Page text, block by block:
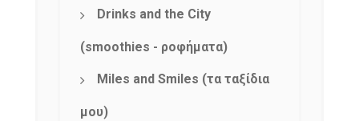
Drinks and the City
(smoothies - ροφήματα)
Miles and Smiles (τα ταξίδια
μου)